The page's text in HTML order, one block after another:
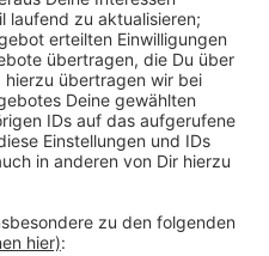
Er hat selbst im
gegründet und
im Landesverband
zu verdanken, dass das
zu Ort fährt und die
und ihre